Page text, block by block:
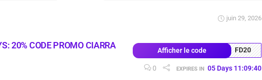
20% CODE PROMO CIARRA
juin 29, 2026
Afficher le code FD20
0 EXPIRES IN 05 Days 11:09:39